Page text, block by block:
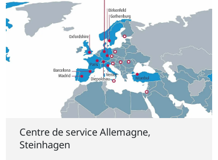
Centre de service Allemagne,
Steinhagen